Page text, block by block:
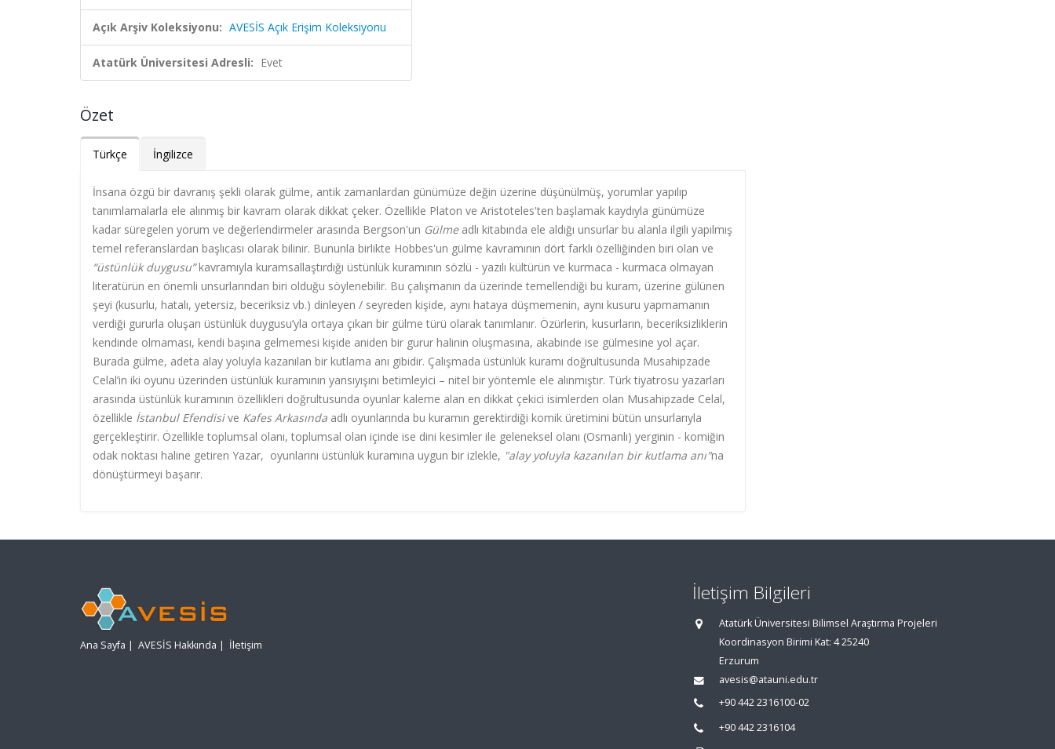
Açık Arşiv Koleksiyonu: AVESİS Açık Erişim Koleksiyonu
Atatürk Üniversitesi Adresli: Evet
Özet
Türkçe İngilizce
İnsana özgü bir davranış şekli olarak gülme, antik zamanlardan günümüze değin üzerine düşünülmüş, yorumlar yapılıp
tanımlamalarla ele alınmış bir kavram olarak dikkat çeker. Özellikle Platon ve Aristoteles'ten başlamak kaydıyla günümüze
kadar süregelen yorum ve değerlendirmeler arasında Bergson'un Gülmeadlı kitabında ele aldığı unsurlar bu alanla ilgili yapılmış
temel referanslardan başlıcası olarak bilinir. Bununla birlikte Hobbes'un gülme kavramının dört farklı özelliğinden biri olan ve
“üstünlük duygusu”kavramıyla kuramsallaştırdığı üstünlük kuramının sözlü - yazılı kültürün ve kurmaca - kurmaca olmayan
literatürün en önemli unsurlarından biri olduğu söylenebilir. Bu çalışmanın da üzerinde temellendiği bu kuram, üzerine gülünen
şeyi (kusurlu, hatalı, yetersiz, beceriksiz vb.) dinleyen / seyreden kişide, aynı hataya düşmemenin, aynı kusuru yapmamanın
verdiği gururla oluşan üstünlük duygusu’yla ortaya çıkan bir gülme türü olarak tanımlanır. Özürlerin, kusurların, beceriksizliklerin
kendinde olmaması, kendi başına gelmemesi kişide aniden bir gurur halinin oluşmasına, akabinde ise gülmesine yol açar.
Burada gülme, adeta alay yoluyla kazanılan bir kutlama anı gibidir. Çalışmada üstünlük kuramı doğrultusunda Musahipzade
Celal’in iki oyunu üzerinden üstünlük kuramının yansıyışını betimleyici – nitel bir yöntemle ele alınmıştır. Türk tiyatrosu yazarları
arasında üstünlük kuramının özellikleri doğrultusunda oyunlar kaleme alan en dikkat çekici isimlerden olan Musahipzade Celal,
özellikle İstanbul Efendisive Kafes Arkasında adlı oyunlarında bu kuramın gerektirdiği komik üretimini bütün unsurlarıyla
gerçekleştirir. Özellikle toplumsal olanı, toplumsal olan içinde ise dini kesimler ile geleneksel olanı (Osmanlı) yerginin - komiğin
odak noktası haline getiren Yazar, oyunlarını üstünlük kuramına uygun bir izlekle, "alay yoluyla kazanılan bir kutlama anı"na
dönüştürmeyi başarır.
Ana Sayfa | AVESİS Hakkında | İletişim
İletişim Bilgileri
Atatürk Üniversitesi Bilimsel Araştırma Projeleri
Koordinasyon Birimi Kat: 4 25240
Erzurum
avesis@atauni.edu.tr
+90 442 2316100-02
+90 442 2316104